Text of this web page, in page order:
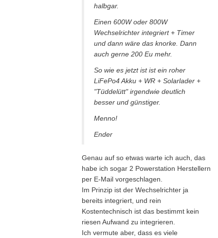
halbgar.
Einen 600W oder 800W
Wechselrichter integriert + Timer
und dann wäre das knorke. Dann
auch gerne 200 Eu mehr.
So wie es jetzt ist ist ein roher
LiFePo4 Akku + WR + Solarlader +
"Tüddelütt" irgendwie deutlich
besser und günstiger.
Menno!
Ender
Genau auf so etwas warte ich auch, das
habe ich sogar 2 Powerstation Herstellern
per E-Mail vorgeschlagen.
Im Prinzip ist der Wechselrichter ja
bereits integriert, und rein
Kostentechnisch ist das bestimmt kein
riesen Aufwand zu integrieren.
Ich vermute aber, dass es viele